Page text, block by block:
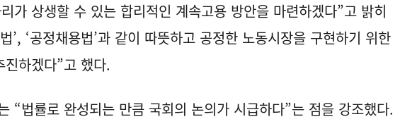
가 상생할 수 있는 합리적인 계속고용 방안을 마련하겠다”고 밝히
’, ‘공정채용법’과 같이 따뜻하고 공정한 노동시장을 구현하기 위한
하겠다”고 했다.
“법률로 완성되는 만큼 국회의 논의가 시급하다”는 점을 강조했다.